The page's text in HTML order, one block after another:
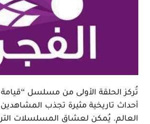
تُركز الحلقة الأولى من مسلسل
أحداث تاريخية مثيرة تجذب
العالم. يُمكن لعشاق المسلسلات